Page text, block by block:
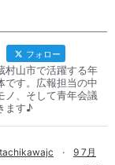
フォロー
村山市で活躍する年
です。広報担当の中
ノ、そして青年会議
ます♪
· 9 7月